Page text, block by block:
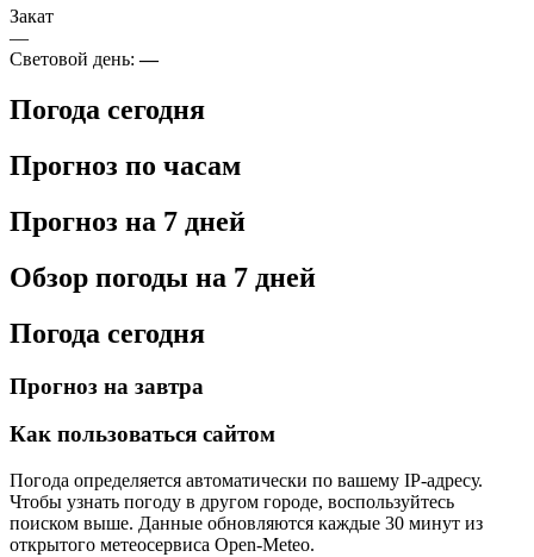
Закат
—
Световой день:—
Погода сегодня
Прогноз по часам
Прогноз на 7 дней
Обзор погоды на 7 дней
Погода сегодня
Прогноз на завтра
Как пользоваться сайтом
Погода определяется автоматически по вашему IP-адресу.
Чтобы узнать погоду в другом городе, воспользуйтесь
поиском выше. Данные обновляются каждые 30 минут из
открытого метеосервиса Open-Meteo.